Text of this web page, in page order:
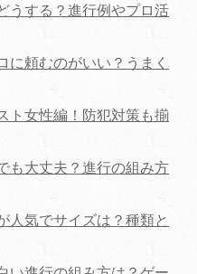
うする？進行例やプロ活
に頼むのがいい？うまく
ト女性編！防犯対策も揃
も大丈夫？進行の組み方
人気でサイズは？種類と